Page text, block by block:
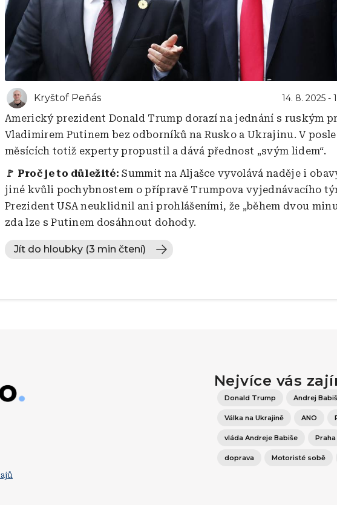
Kryštof Peňás 14. 8. 2025 -
Americký prezident Donald Trump dorazí na jednání s ruským
Vladimirem Putinem bez odborníků na Rusko a Ukrajinu. V
měsících totiž experty propustil a dává přednost „svým lidem“.
🚩 Proč je to důležité:Summit na Aljašce vyvolává naděje i
jiné kvůli pochybnostem o přípravě Trumpova vyjednávacího
Prezident USA neuklidnil ani prohlášeními, že „během dvou
zda lze s Putinem dosáhnout dohody.
Jít do hloubky (3 min čtení)
Nejvíce vás
Donald Trump Andrej Babiš
Válka na Ukrajině ANO
vláda Andreje Babiše Praha
doprava Motoristé sobě